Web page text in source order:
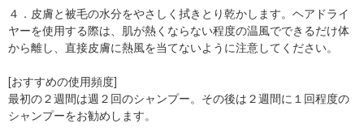
４．皮膚と被毛の水分をやさしく拭きとり乾かします。ヘアドライ
ヤーを使用する際は、肌が熱くならない程度の温風でできるだけ体
から離し、直接皮膚に熱風を当てないように注意してください。
[おすすめの使用頻度]
最初の２週間は週２回のシャンプー。その後は２週間に１回程度の
シャンプーをお勧めします。